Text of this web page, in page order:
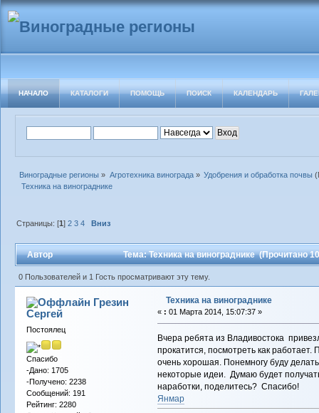
НАЧАЛО КАТАЛОГИ ПОМОЩЬ ПОИСК КАЛЕНДАРЬ
Виноградные регионы » Агротехника винограда» Удобрения и обработка почвы
Техника на винограднике
Страницы: [1]2 3 4 Вниз
Автор Тема: Техника на винограднике (Прочитано
0 Пользователей и 1 Гость просматривают эту тему.
Грезин
Сергей
Постоялец
Спасибо
-Дано: 1705
-Получено: 2238
Сообщений: 191
Рейтинг: 2280
Техника на винограднике
« : 01 Марта 2014, 15:07:37 »
Вчера ребята из Владивостока
прокатится, посмотреть как
очень хорошая. Понемногу буду
некоторые идеи. Думаю будет
наработки, поделитесь? Спасибо!
Янмар